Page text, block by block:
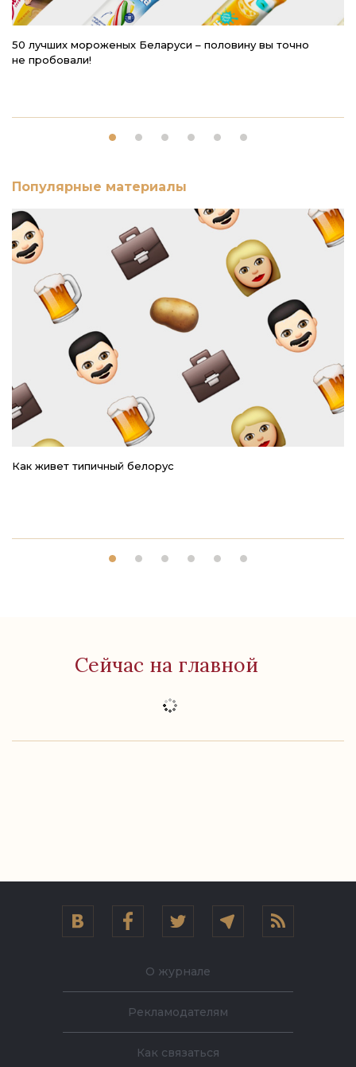
50 лучших мороженых Беларуси – половину вы точно
не пробовали!
Популярные материалы
Как живет типичный белорус
Сейчас на главной
О журнале
Рекламодателям
Как связаться